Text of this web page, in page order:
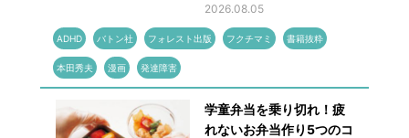
2026.08.05
ADHD バトン社 フォレスト出版 フクチマミ 書籍抜粋
本田秀夫 漫画 発達障害
学童弁当を乗り切れ！疲
れないお弁当作り5つのコ